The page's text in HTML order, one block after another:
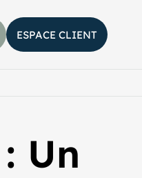
de recherche
ESPACE CLIENT
Un